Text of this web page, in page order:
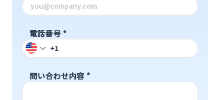
電話番号 *
問い合わせ内容 *